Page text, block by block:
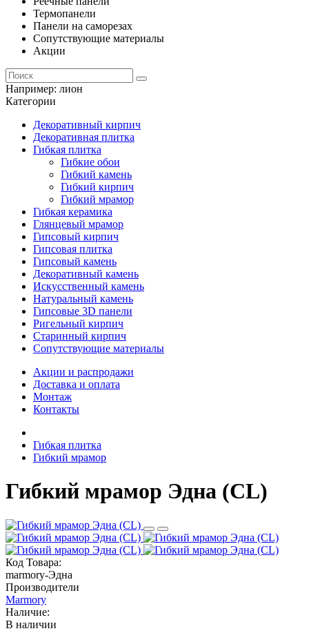
Термопанели
Панели на саморезах
Сопутствующие материалы
Акции
Например: лион
Категории
Декоративный кирпич
Декоративная плитка
Гибкая плитка
Гибкие обои
Гибкий камень
Гибкий кирпич
Гибкий мрамор
Гибкая керамика
Глянцевый мрамор
Гипсовый кирпич
Гипсовая плитка
Гипсовый камень
Декоративный камень
Искусственный камень
Натуральный камень
Гипсовые 3D панели
Ригельный кирпич
Старинный кирпич
Сопутствующие материалы
Акции и распродажи
Доставка и оплата
Монтаж
Контакты
Гибкая плитка
Гибкий мрамор
Гибкий мрамор Эдна (CL)
Код Товара:
marmory-Эдна
Производители
Marmory
Наличие:
В наличии